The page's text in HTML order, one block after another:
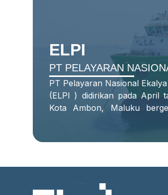
ELPI
PT PELAYARAN
PURNAMASARI TBK
PT Pelayaran Nasional
(ELPI ) didirikan pada April
Kota Ambon, Maluku
LCT EKA.